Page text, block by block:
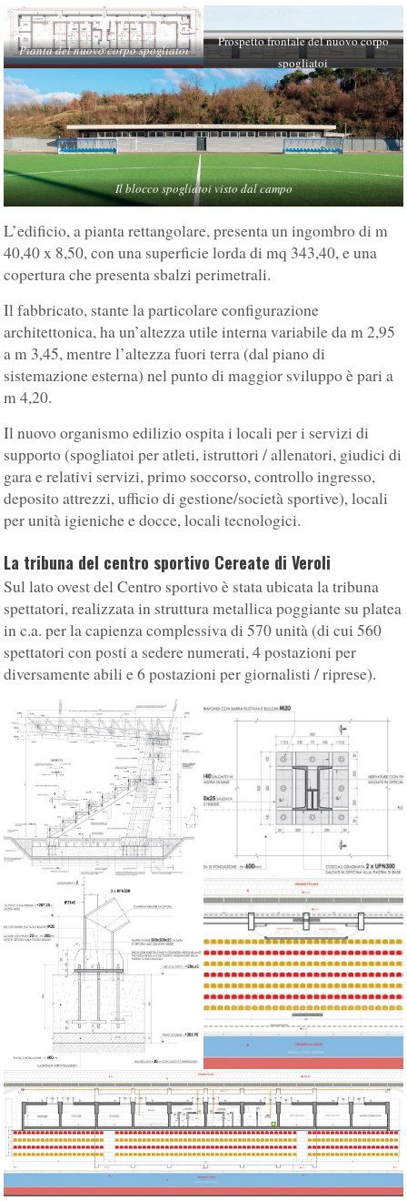
Pianta del nuovo corpo spogliatoi
Prospetto frontale del nuovo corpo
spogliatoi
Il blocco spogliatoi visto dal campo
L’edificio, a pianta rettangolare, presenta un ingombro di m
40,40 x 8,50, con una superficie lorda di mq 343,40, e una
copertura che presenta sbalzi perimetrali.
Il fabbricato, stante la particolare configurazione
architettonica, ha un’altezza utile interna variabile da m 2,95
a m 3,45, mentre l’altezza fuori terra (dal piano di
sistemazione esterna) nel punto di maggior sviluppo è pari a
m 4,20.
Il nuovo organismo edilizio ospita i locali per i servizi di
supporto (spogliatoi per atleti, istruttori / allenatori, giudici di
gara e relativi servizi, primo soccorso, controllo ingresso,
deposito attrezzi, ufficio di gestione/società sportive), locali
per unità igieniche e docce, locali tecnologici.
La tribuna del centro sportivo Cereate di Veroli
Sul lato ovest del Centro sportivo è stata ubicata la tribuna
spettatori, realizzata in struttura metallica poggiante su platea
in c.a. per la capienza complessiva di 570 unità (di cui 560
spettatori con posti a sedere numerati, 4 postazioni per
diversamente abili e 6 postazioni per giornalisti / riprese).